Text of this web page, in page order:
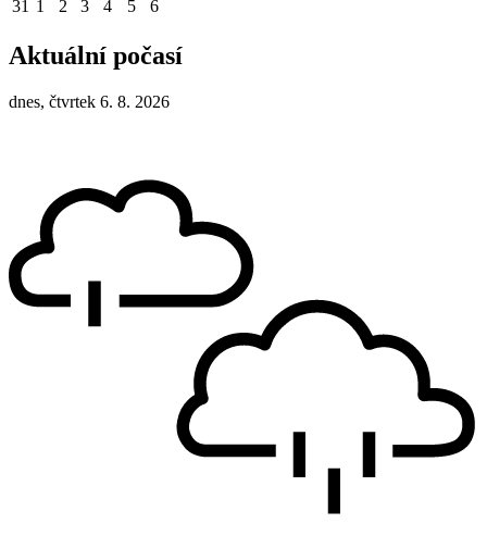
31 1 2 3 4 5 6
Aktuální počasí
dnes, čtvrtek 6. 8. 2026